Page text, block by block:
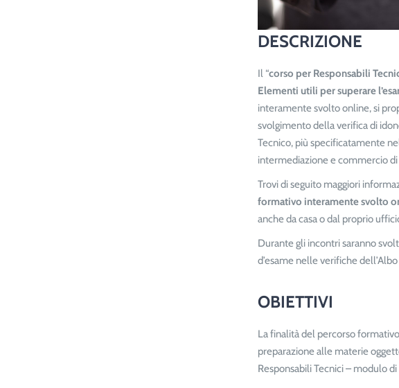
DESCRIZIONE
Il “corso per Responsabili
Elementi utili per superare
interamente svolto online, si
svolgimento della verifica di
Tecnico, più specificatamente
intermediazione e commercio
Trovi di seguito maggiori
formativo interamente svolto
anche da casa o dal proprio
Durante gli incontri saranno
d’esame nelle verifiche
OBIETTIVI
La finalità del percorso
preparazione alle materie
Responsabili Tecnici – modulo